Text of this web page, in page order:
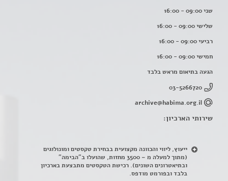
שני 09:00 - 16:00
שלישי 09:00 - 16:00
רביעי 09:00 - 16:00
חמישי 09:00 - 16:00
הגעה בתיאום מראש בלבד
03-5266720
archive@habima.org.il
שירותי הארכיון:
ייעוץ, ליווי והכוונה מקצועית בבחירת טקסטים ומונולוגים
(מתוך למעלה מ – 3500 מחזות, שהועלו ב"הבימה"
ובתיאטרונים השונים). רכישת הטקסטים מתבצעת בארכיון
בלבד ובפורמט מודפס.